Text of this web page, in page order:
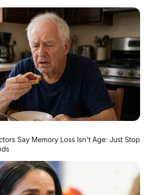
» omo x»omoway »review motor
Rubuh! Omoway Omo X
dengan Tesla
2 April 2026 | ✍️Editor:Tim
Say Memory Loss Isn't Age: Just Stop